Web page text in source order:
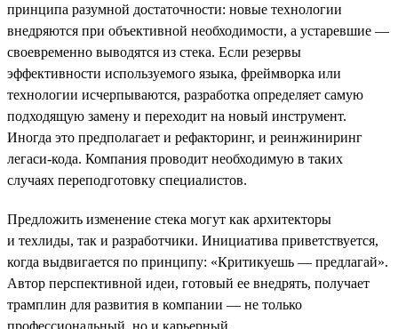
принципа разумной достаточности: новые технологии
внедряются при объективной необходимости, а устаревшие —
своевременно выводятся из стека. Если резервы
эффективности используемого языка, фреймворка или
технологии исчерпываются, разработка определяет самую
подходящую замену и переходит на новый инструмент.
Иногда это предполагает и рефакторинг, и реинжиниринг
легаси-кода. Компания проводит необходимую в таких
случаях переподготовку специалистов.
Предложить изменение стека могут как архитекторы
и техлиды, так и разработчики. Инициатива приветствуется,
когда выдвигается по принципу: «Критикуешь — предлагай».
Автор перспективной идеи, готовый ее внедрять, получает
трамплин для развития в компании — не только
профессиональный, но и карьерный.